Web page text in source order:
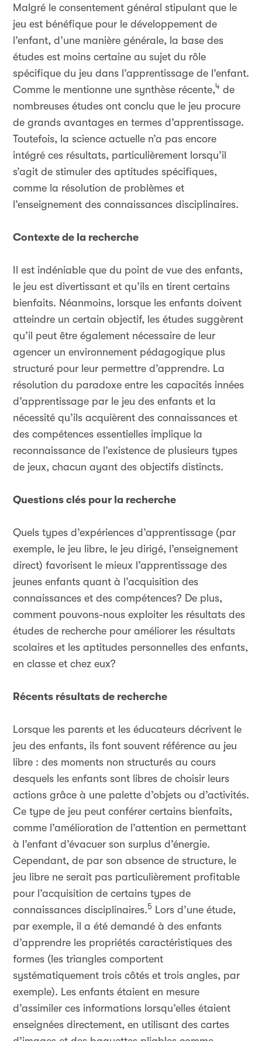
Malgré le consentement général stipulant que le
jeu est bénéfique pour le développement de
l’enfant, d’une manière générale, la base des
études est moins certaine au sujet du rôle
spécifique du jeu dans l’apprentissage de l’enfant.
Comme le mentionne une synthèse récente,4 de
nombreuses études ont conclu que le jeu procure
de grands avantages en termes d’apprentissage.
Toutefois, la science actuelle n’a pas encore
intégré ces résultats, particulièrement lorsqu’il
s’agit de stimuler des aptitudes spécifiques,
comme la résolution de problèmes et
l’enseignement des connaissances disciplinaires.
Contexte de la recherche
Il est indéniable que du point de vue des enfants,
le jeu est divertissant et qu’ils en tirent certains
bienfaits. Néanmoins, lorsque les enfants doivent
atteindre un certain objectif, les études suggèrent
qu’il peut être également nécessaire de leur
agencer un environnement pédagogique plus
structuré pour leur permettre d’apprendre. La
résolution du paradoxe entre les capacités innées
d’apprentissage par le jeu des enfants et la
nécessité qu’ils acquièrent des connaissances et
des compétences essentielles implique la
reconnaissance de l’existence de plusieurs types
de jeux, chacun ayant des objectifs distincts.
Questions clés pour la recherche
Quels types d’expériences d’apprentissage (par
exemple, le jeu libre, le jeu dirigé, l’enseignement
direct) favorisent le mieux l’apprentissage des
jeunes enfants quant à l’acquisition des
connaissances et des compétences? De plus,
comment pouvons-nous exploiter les résultats des
études de recherche pour améliorer les résultats
scolaires et les aptitudes personnelles des enfants,
en classe et chez eux?
Récents résultats de recherche
Lorsque les parents et les éducateurs décrivent le
jeu des enfants, ils font souvent référence au jeu
libre : des moments non structurés au cours
desquels les enfants sont libres de choisir leurs
actions grâce à une palette d’objets ou d’activités.
Ce type de jeu peut conférer certains bienfaits,
comme l’amélioration de l’attention en permettant
à l’enfant d’évacuer son surplus d’énergie.
Cependant, de par son absence de structure, le
jeu libre ne serait pas particulièrement profitable
pour l’acquisition de certains types de
connaissances disciplinaires.5 Lors d’une étude,
par exemple, il a été demandé à des enfants
d’apprendre les propriétés caractéristiques des
formes (les triangles comportent
systématiquement trois côtés et trois angles, par
exemple). Les enfants étaient en mesure
d’assimiler ces informations lorsqu’elles étaient
enseignées directement, en utilisant des cartes